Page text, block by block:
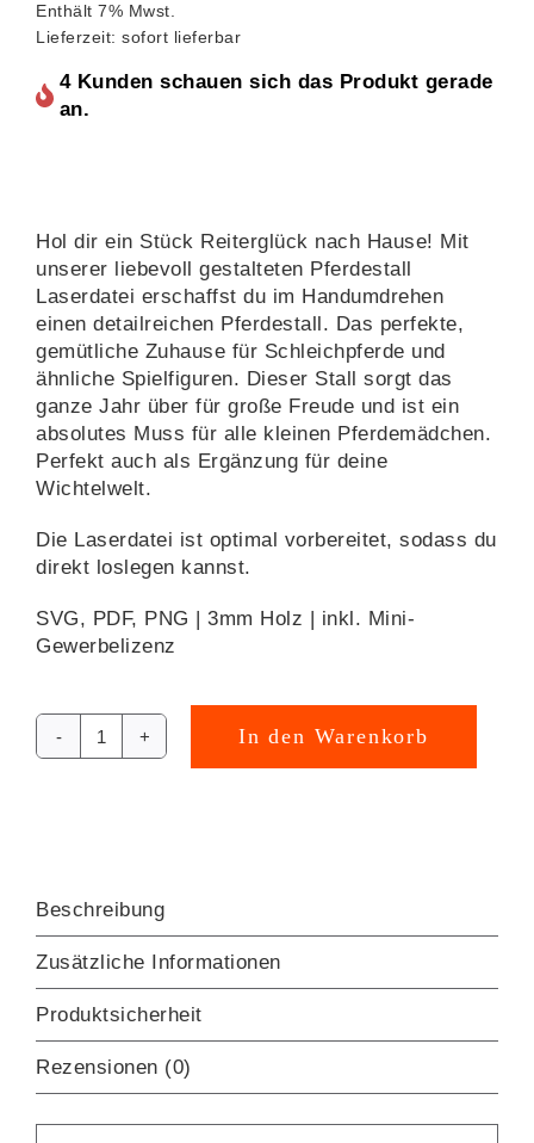
Enthält 7% Mwst.
Lieferzeit: sofort lieferbar
4 Kunden schauen sich das Produkt gerade
an.
Hol dir ein Stück Reiterglück nach Hause! Mit
unserer liebevoll gestalteten Pferdestall
Laserdatei erschaffst du im Handumdrehen
einen detailreichen Pferdestall. Das perfekte,
gemütliche Zuhause für Schleichpferde und
ähnliche Spielfiguren. Dieser Stall sorgt das
ganze Jahr über für große Freude und ist ein
absolutes Muss für alle kleinen Pferdemädchen.
Perfekt auch als Ergänzung für deine
Wichtelwelt.
Die Laserdatei ist optimal vorbereitet, sodass du
direkt loslegen kannst.
SVG, PDF, PNG | 3mm Holz | inkl. Mini-
Gewerbelizenz
Pferdestall
Laserdatei
In den Warenkorb
Alternative:
Beschreibung
Zusätzliche Informationen
Produktsicherheit
Rezensionen (0)